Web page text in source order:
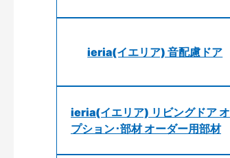
ieria(イエリア) 音配慮ドア
ieria(イエリア) リビングドア オ
プション･部材 オーダー用部材